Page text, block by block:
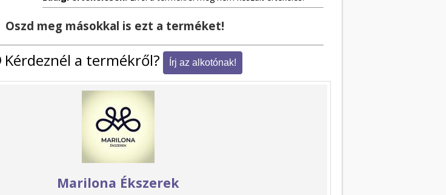
Oszd meg másokkal is ezt a terméket!
Kérdeznél a termékről?
Marilona Ékszerek